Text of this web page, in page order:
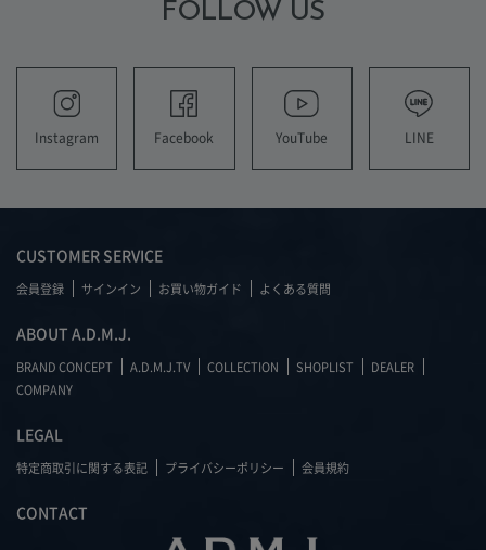
FOLLOW US
Instagram Facebook YouTube LINE
CUSTOMER SERVICE
会員登録 サインイン お買い物ガイド よくある質問
ABOUT A.D.M.J.
BRAND CONCEPT A.D.M.J.TV COLLECTION SHOPLIST
DEALER
COMPANY
LEGAL
特定商取引に関する表記 プライバシーポリシー 会員規約
CONTACT